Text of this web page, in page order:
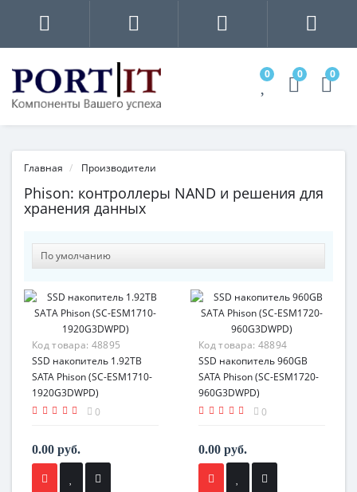
0 0 0
Главная Производители
Phison: контроллеры NAND и решения для
хранения данных
Код товара: 48895
SSD накопитель 1.92TB
SATA Phison (SC-ESM1710-
1920G3DWPD)
0
0.00 руб.
Код товара: 48894
SSD накопитель 960GB
SATA Phison (SC-ESM1720-
960G3DWPD)
0
0.00 руб.